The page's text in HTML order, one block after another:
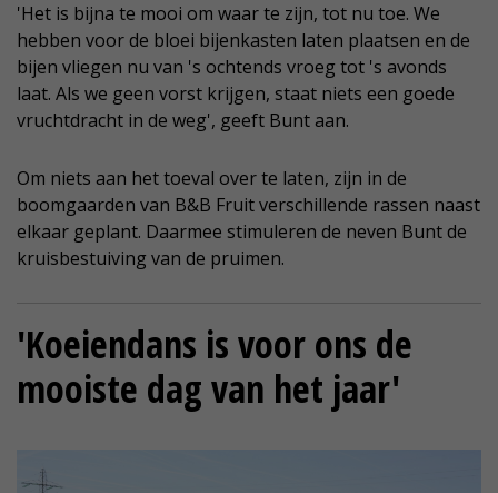
'Het is bijna te mooi om waar te zijn, tot nu toe. We
hebben voor de bloei bijenkasten laten plaatsen en de
bijen vliegen nu van 's ochtends vroeg tot 's avonds
laat. Als we geen vorst krijgen, staat niets een goede
vruchtdracht in de weg', geeft Bunt aan.
Om niets aan het toeval over te laten, zijn in de
boomgaarden van B&B Fruit verschillende rassen naast
elkaar geplant. Daarmee stimuleren de neven Bunt de
kruisbestuiving van de pruimen.
'Koeiendans is voor ons de
mooiste dag van het jaar'